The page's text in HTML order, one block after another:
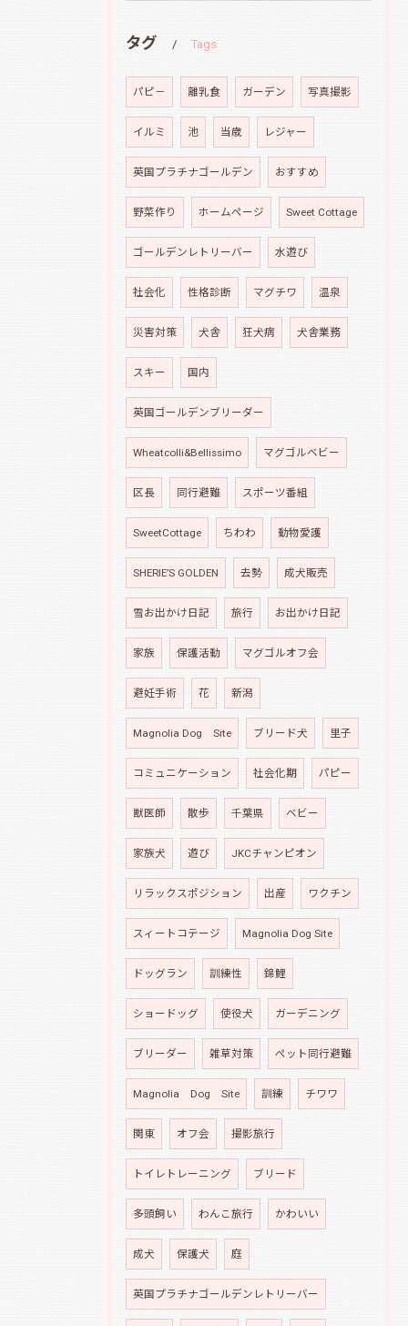
タグ Tags
パピ－ 離乳食 ガーデン 写真撮影
イルミ 池 当歳 レジャー
英国プラチナゴールデン おすすめ
野菜作り ホームページ Sweet Cottage
ゴールデンレトリーバー 水遊び
社会化 性格診断 マグチワ 温泉
災害対策 犬舎 狂犬病 犬舎業務
スキー 国内
英国ゴールデンブリーダー
Wheatcolli&Bellissimo マグゴルベビー
区長 同行避難 スポーツ番組
SweetCottage ちわわ 動物愛護
SHERIE’S GOLDEN 去勢 成犬販売
雪お出かけ日記 旅行 お出かけ日記
家族 保護活動 マグゴルオフ会
避妊手術 花 新潟
Magnolia Dog Site ブリード犬 里子
コミュニケーション 社会化期 パピー
獣医師 散歩 千葉県 ベビー
家族犬 遊び JKCチャンピオン
リラックスポジション 出産 ワクチン
スィートコテージ Magnolia Dog Site
ドッグラン 訓練性 錦鯉
ショードッグ 使役犬 ガーデニング
ブリーダー 雑草対策 ペット同行避難
Magnolia Dog Site 訓練 チワワ
関東 オフ会 撮影旅行
トイレトレーニング ブリード
多頭飼い わんこ旅行 かわいい
成犬 保護犬 庭
英国プラチナゴールデンレトリーバー